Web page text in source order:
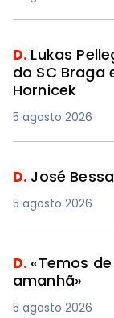
D. Lukas
do SC Braga
Hornicek
5 agosto 2026
D. José
5 agosto 2026
D. «Temos
amanhã»
5 agosto 2026